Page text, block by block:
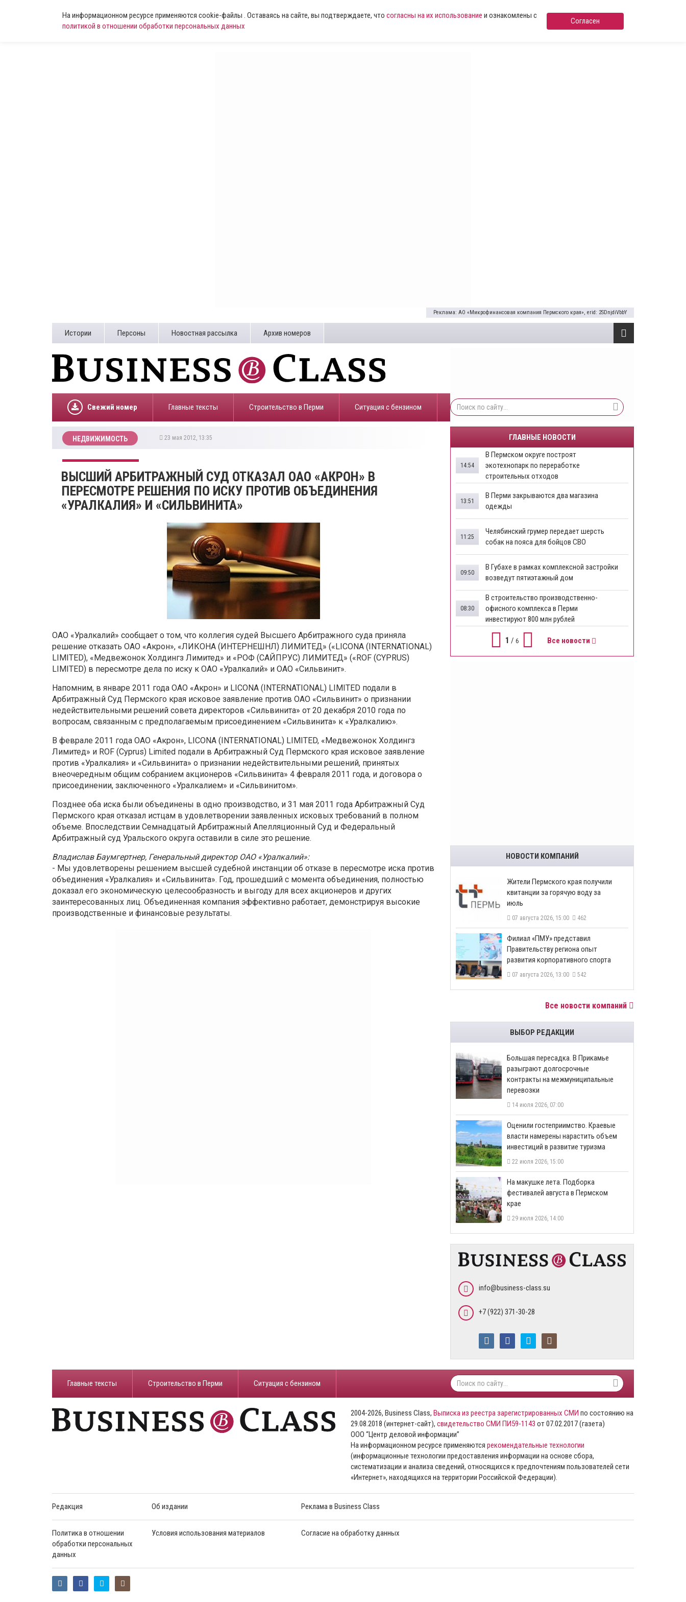
На информационном ресурсе применяются cookie-файлы . Оставаясь на сайте, вы подтверждаете, что согласны на их использование и ознакомлены с
политикой в отношении обработки персональных данных
Согласен
Реклама: АО «Микрофинансовая компания Пермского края», erid: 2SDnjdiVbbY
Истории Персоны Новостная рассылка Архив номеров
Свежий номер Главные тексты Строительство в Перми ​Ситуация с бензином
НЕДВИЖИМОСТЬ 23 мая 2012, 13:35
ВЫСШИЙ АРБИТРАЖНЫЙ СУД ОТКАЗАЛ ОАО «АКРОН» В
ПЕРЕСМОТРЕ РЕШЕНИЯ ПО ИСКУ ПРОТИВ ОБЪЕДИНЕНИЯ
«УРАЛКАЛИЯ» И «СИЛЬВИНИТА»
ОАО «Уралкалий» сообщает о том, что коллегия судей Высшего Арбитражного суда приняла
решение отказать ОАО «Акрон», «ЛИКОНА (ИНТЕРНЕШНЛ) ЛИМИТЕД» («LICONA (INTERNATIONAL)
LIMITED), «Медвежонок Холдингз Лимитед» и «РОФ (САЙПРУС) ЛИМИТЕД» («ROF (CYPRUS)
LIMITED) в пересмотре дела по иску к ОАО «Уралкалий» и ОАО «Сильвинит».
Напомним, в январе 2011 года ОАО «Акрон» и LICONA (INTERNATIONAL) LIMITED подали в
Арбитражный Суд Пермского края исковое заявление против ОАО «Сильвинит» о признании
недействительными решений совета директоров «Сильвинита» от 20 декабря 2010 года по
вопросам, связанным с предполагаемым присоединением «Сильвинита» к «Уралкалию».
В феврале 2011 года ОАО «Акрон», LICONA (INTERNATIONAL) LIMITED, «Медвежонок Холдингз
Лимитед» и ROF (Cyprus) Limited подали в Арбитражный Суд Пермского края исковое заявление
против «Уралкалия» и «Сильвинита» о признании недействительными решений, принятых
внеочередным общим собранием акционеров «Сильвинита» 4 февраля 2011 года, и договора о
присоединении, заключенного «Уралкалием» и «Сильвинитом».
Позднее оба иска были объединены в одно производство, и 31 мая 2011 года Арбитражный Суд
Пермского края отказал истцам в удовлетворении заявленных исковых требований в полном
объеме. Впоследствии Семнадцатый Арбитражный Апелляционный Суд и Федеральный
Арбитражный суд Уральского округа оставили в силе это решение.
Владислав Баумгертнер, Генеральный директор ОАО «Уралкалий»:
- Мы удовлетворены решением высшей судебной инстанции об отказе в пересмотре иска против
объединения «Уралкалия» и «Сильвинита». Год, прошедший с момента объединения, полностью
доказал его экономическую целесообразность и выгоду для всех акционеров и других
заинтересованных лиц. Объединенная компания эффективно работает, демонстрируя высокие
производственные и финансовые результаты.
ГЛАВНЫЕ НОВОСТИ
В Пермском округе построят
экотехнопарк по переработке
строительных отходов
14:54
В Перми закрываются два магазина
одежды
13:51
Челябинский грумер передает шерсть
собак на пояса для бойцов СВО
11:25
В Губахе в рамках комплексной застройки
возведут пятиэтажный дом
09:50
​В строительство производственно-
офисного комплекса в Перми
инвестируют 800 млн рублей
08:30
1 / 6 Все новости
НОВОСТИ КОМПАНИЙ
​Жители Пермского края получили
квитанции за горячую воду за
июль
07 августа 2026, 15:00 462
​Филиал «ПМУ» представил
Правительству региона опыт
развития корпоративного спорта
07 августа 2026, 13:00 542
Все новости компаний
ВЫБОР РЕДАКЦИИ
Большая пересадка. В Прикамье
разыграют долгосрочные
контракты на межмуниципальные
перевозки
14 июля 2026, 07:00
Оценили гостеприимство. Краевые
власти намерены нарастить объем
инвестиций в развитие туризма
22 июля 2026, 15:00
На макушке лета. Подборка
фестивалей августа в Пермском
крае
29 июля 2026, 14:00
info@business-class.su
+7 (922) 371-30-28
Главные тексты Строительство в Перми ​Ситуация с бензином
2004-2026, Business Class, Выписка из реестра зарегистрированных СМИ по состоянию на
29.08.2018 (интернет-сайт), свидетельство СМИ ПИ59-1143 от 07.02.2017 (газета)
ООО “Центр деловой информации”
На информационном ресурсе применяются рекомендательные технологии
(информационные технологии предоставления информации на основе сбора,
систематизации и анализа сведений, относящихся к предпочтениям пользователей сети
«Интернет», находящихся на территории Российской Федерации).
Редакция Об издании Реклама в Business Class
Политика в отношении
обработки персональных
данных
Условия использования материалов Согласие на обработку данных